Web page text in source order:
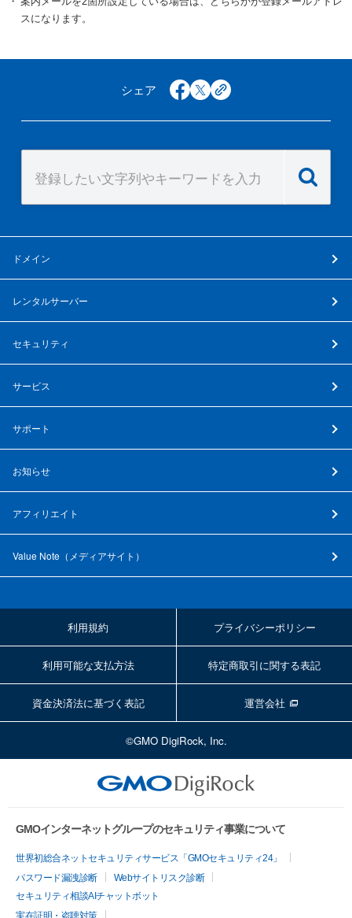
スになります。
シェア facebook
x copy
ドメイン
レンタルサーバー
セキュリティ
サービス
サポート
お知らせ
アフィリエイト
Value Note（ メディアサイト ）
利用規約 プライバシーポリシー
利用可能な支払方法 特定商取引に関する表記
資金決済法に基づく表記 運営会社
©GMO DigiRock, Inc.
GMOインターネットグループのセキュリティ事業について
世界初総合ネットセキュリティサービス「GMOセキュリティ24」
パスワード漏洩診断
Webサイトリスク診断
セキュリティ相談AIチャットボット
実在証明・盗聴対策